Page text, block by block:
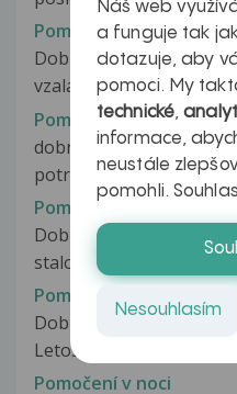
Pomoct strach
Dobry den jen se chci
vzala prasek o hodinu
Pomočení
dobrídem mužeto cere
potradte
Pomočení dospělého ve
Dobrý den,mému
stalo 3x,že po požití
Pomočení při závrati
Dobrý den, stala se mi
Letos koncem Ledna
Pomočení v noci
Náš web
a funguje tak
dotazuje, aby
pomoci. My
technické,
informace,
neustále
pomohli.
Nesouhlasím